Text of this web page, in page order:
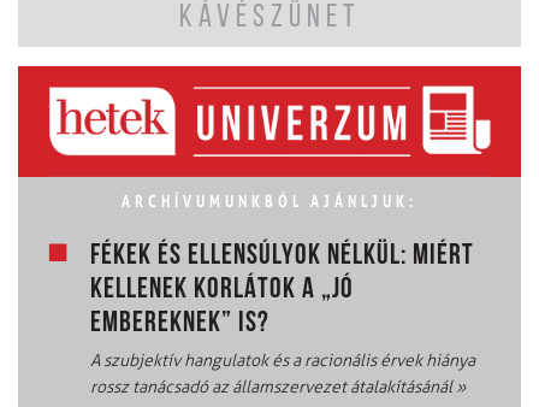
KÁVÉSZÜNET
ARCHÍVUMUNKBÓL AJÁNLJUK:
FÉKEK ÉS ELLENSÚLYOK NÉLKÜL: MIÉRT
KELLENEK KORLÁTOK A „JÓ
EMBEREKNEK” IS?
A szubjektív hangulatok és a racionális érvek hiánya
rossz tanácsadó az államszervezet átalakításánál»